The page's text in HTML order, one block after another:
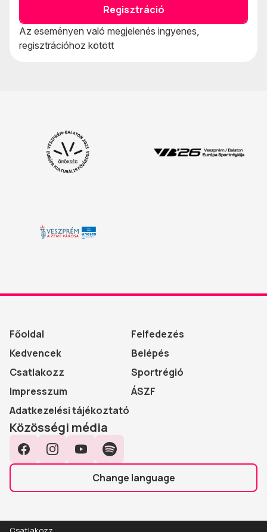
Regisztráció
Az eseményen való megjelenés ingyenes,
regisztrációhoz kötött
Főoldal
Felfedezés
Kedvencek
Belépés
Csatlakozz
Sportrégió
Impresszum
ÁSZF
Adatkezelési tájékoztató
Közösségi média
Change language